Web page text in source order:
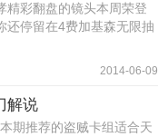
精彩翻盘的镜头本周荣登
还停留在4费加基森无限抽
2014-06-09
解说
期推荐的盗贼卡组适合天